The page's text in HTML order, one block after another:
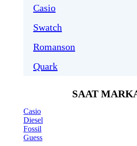
Casio
Swatch
Romanson
Quark
SAAT
Casio
Diesel
Fossil
Guess